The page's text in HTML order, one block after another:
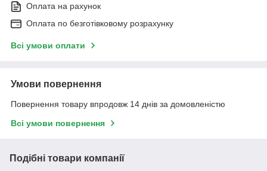
Оплата на рахунок
Оплата по безготівковому розрахунку
Всі умови оплати
Умови повернення
Повернення товару впродовж 14 днів за домовленістю
Всі умови повернення
Подібні товари компанії